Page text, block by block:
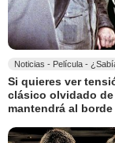
Noticias - Película -
Si quieres ver
clásico olvidado
mantendrá al